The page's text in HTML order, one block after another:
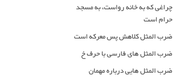
چراغی که به خانه رواست، به مسجد
حرام است
ضرب المثل کلاهش پس معرکه است
ضرب المثل های فارسی با حرف خ
ضرب المثل هایی درباره مهمان